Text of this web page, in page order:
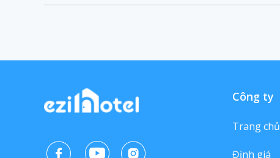
Công ty
Trang chủ
Định giá